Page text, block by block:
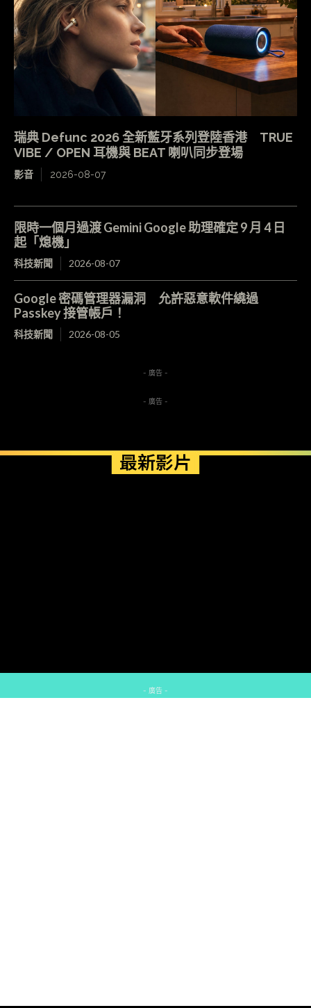
瑞典 Defunc 2026 全新藍牙系列登陸香港 TRUE
VIBE / OPEN 耳機與 BEAT 喇叭同步登場
影音 2026-08-07
限時一個月過渡 Gemini Google 助理確定 9 月 4 日
起「熄機」
科技新聞 2026-08-07
Google 密碼管理器漏洞 允許惡意軟件繞過
Passkey 接管帳戶！
科技新聞 2026-08-05
- 廣告 -
- 廣告 -
最新影片
- 廣告 -